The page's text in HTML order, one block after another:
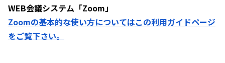
WEB会議システム「Zoom」
Zoomの基本的な使い方についてはこの利用ガイドページ
をご覧下さい。